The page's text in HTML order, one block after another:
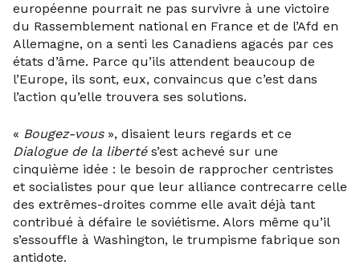
européenne pourrait ne pas survivre à une victoire
du Rassemblement national en France et de l’Afd en
Allemagne, on a senti les Canadiens agacés par ces
états d’âme. Parce qu’ils attendent beaucoup de
l’Europe, ils sont, eux, convaincus que c’est dans
l’action qu’elle trouvera ses solutions.
« Bougez-vous», disaient leurs regards et ce
Dialogue de la libertés’est achevé sur une
cinquième idée : le besoin de rapprocher centristes
et socialistes pour que leur alliance contrecarre celle
des extrêmes-droites comme elle avait déjà tant
contribué à défaire le soviétisme. Alors même qu’il
s’essouffle à Washington, le trumpisme fabrique son
antidote.